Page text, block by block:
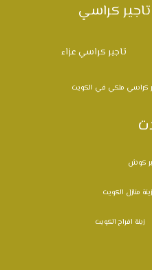
تاجير كراسي
تاجير كراسي عزاء
كراسي ملكي في الكويت
كوش
منازل الكويت
زينة افراح الكويت